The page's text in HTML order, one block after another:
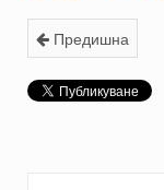
Предишна